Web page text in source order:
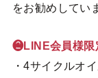
をお勧めしてい
❷LINE会員様限
・4サイクルオ